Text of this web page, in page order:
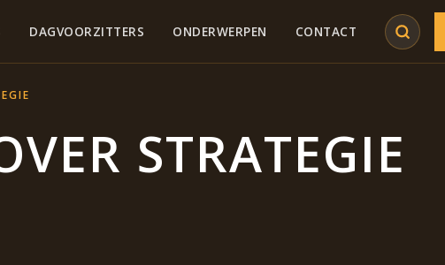
DAGVOORZITTERS ONDERWERPEN CONTACT
STRATEGIE